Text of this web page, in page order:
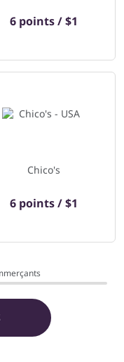
6 points / $1
Chico's
6 points / $1